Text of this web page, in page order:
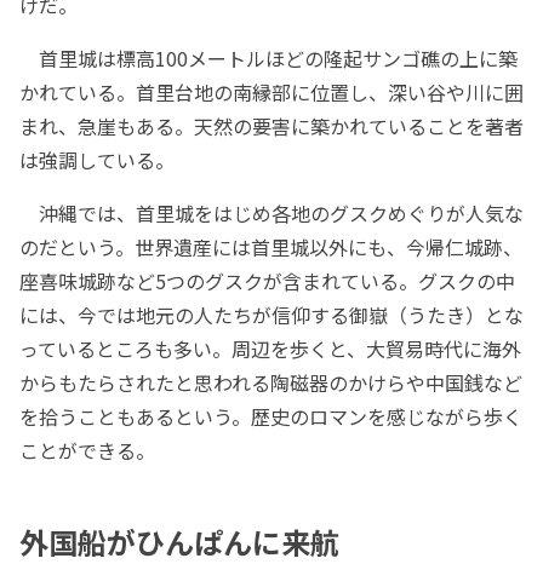
首里城は標高100メートルほどの隆起サンゴ礁の上に築
かれている。首里台地の南縁部に位置し、深い谷や川に囲
まれ、急崖もある。天然の要害に築かれていることを著者
は強調している。
沖縄では、首里城をはじめ各地のグスクめぐりが人気な
のだという。世界遺産には首里城以外にも、今帰仁城跡、
座喜味城跡など5つのグスクが含まれている。グスクの中
には、今では地元の人たちが信仰する御嶽（うたき）とな
っているところも多い。周辺を歩くと、大貿易時代に海外
からもたらされたと思われる陶磁器のかけらや中国銭など
を拾うこともあるという。歴史のロマンを感じながら歩く
ことができる。
外国船がひんぱんに来航